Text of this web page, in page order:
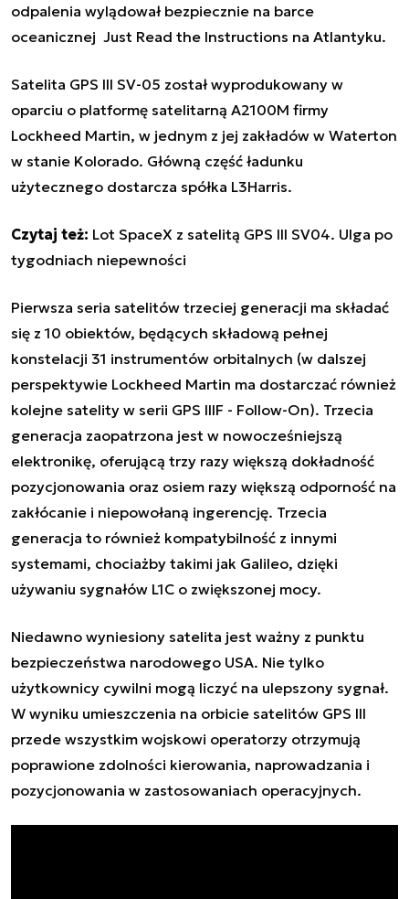
odpalenia wylądował bezpiecznie na barce
oceanicznej Just Read the Instructions na Atlantyku.
Satelita GPS III SV-05 został wyprodukowany w
oparciu o platformę satelitarną A2100M firmy
Lockheed Martin, w jednym z jej zakładów w Waterton
w stanie Kolorado. Główną część ładunku
użytecznego dostarcza spółka L3Harris.
Czytaj też: Lot SpaceX z satelitą GPS III SV04. Ulga po
tygodniach niepewności
Pierwsza seria satelitów trzeciej generacji ma składać
się z 10 obiektów, będących składową pełnej
konstelacji 31 instrumentów orbitalnych (w dalszej
perspektywie Lockheed Martin ma dostarczać również
kolejne satelity w serii GPS IIIF - Follow-On). Trzecia
generacja zaopatrzona jest w nowocześniejszą
elektronikę, oferującą trzy razy większą dokładność
pozycjonowania oraz osiem razy większą odporność na
zakłócanie i niepowołaną ingerencję. Trzecia
generacja to również kompatybilność z innymi
systemami, chociażby takimi jak Galileo, dzięki
używaniu sygnałów L1C o zwiększonej mocy.
Niedawno wyniesiony satelita jest ważny z punktu
bezpieczeństwa narodowego USA. Nie tylko
użytkownicy cywilni mogą liczyć na ulepszony sygnał.
W wyniku umieszczenia na orbicie satelitów GPS III
przede wszystkim wojskowi operatorzy otrzymują
poprawione zdolności kierowania, naprowadzania i
pozycjonowania w zastosowaniach operacyjnych.